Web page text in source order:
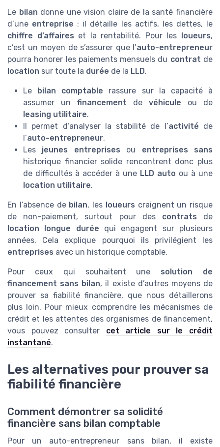
Le bilan donne une vision claire de la santé financière
d’une entreprise : il détaille les actifs, les dettes, le
chiffre d’affaires et la rentabilité. Pour les loueurs,
c’est un moyen de s’assurer que l’auto-entrepreneur
pourra honorer les paiements mensuels du contrat de
location sur toute la durée de la LLD.
Le bilan comptable rassure sur la capacité à
assumer un financement de véhicule ou de
leasing utilitaire.
Il permet d’analyser la stabilité de l’activité de
l’auto-entrepreneur.
Les jeunes entreprises ou entreprises sans
historique financier solide rencontrent donc plus
de difficultés à accéder à une LLD auto ou à une
location utilitaire.
En l’absence de bilan, les loueurs craignent un risque
de non-paiement, surtout pour des contrats de
location longue durée qui engagent sur plusieurs
années. Cela explique pourquoi ils privilégient les
entreprises avec un historique comptable.
Pour ceux qui souhaitent une solution de
financement sans bilan, il existe d’autres moyens de
prouver sa fiabilité financière, que nous détaillerons
plus loin. Pour mieux comprendre les mécanismes de
crédit et les attentes des organismes de financement,
vous pouvez consulter cet article sur le crédit
instantané.
Les alternatives pour prouver sa
fiabilité financière
Comment démontrer sa solidité
financière sans bilan comptable
Pour un auto-entrepreneur sans bilan, il existe